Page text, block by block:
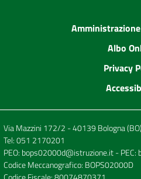
Albo
Privacy
Via Mazzini 172/2 - 40139 Bologna (BO)
Tel:051 2170201
PEO: bops02000d@istruzione.it- PEC:
Codice Meccanografico: BOPS02000D